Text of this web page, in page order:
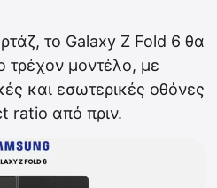
το Galaxy Z Fold 6 θα
τρέχον μοντέλο, με
και εσωτερικές οθόνες
ratio από πριν.